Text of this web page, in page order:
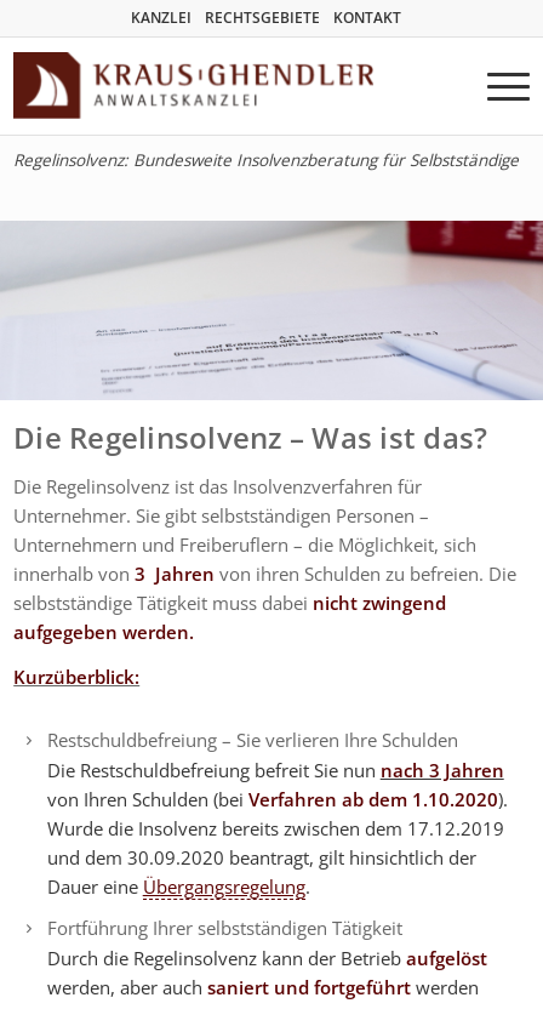
KANZLEI RECHTSGEBIETE KONTAKT
Regelinsolvenz: Bundesweite Insolvenzberatung für Selbstständige
Die Regelinsolvenz – Was ist das?
Die Regelinsolvenz ist das Insolvenzverfahren für
Unternehmer. Sie gibt selbstständigen Personen –
Unternehmern und Freiberuflern – die Möglichkeit, sich
innerhalb von3 Jahren von ihren Schulden zu befreien. Die
selbstständige Tätigkeit muss dabei nicht zwingend
aufgegeben werden.
Kurzüberblick:
Restschuldbefreiung – Sie verlieren Ihre Schulden
Die Restschuldbefreiung befreit Sie nun nach 3 Jahren
von Ihren Schulden (bei Verfahren ab dem 1.10.2020).
Wurde die Insolvenz bereits zwischen dem 17.12.2019
und dem 30.09.2020 beantragt, gilt hinsichtlich der
Dauer eine Übergangsregelung.
Fortführung Ihrer selbstständigen Tätigkeit
Durch die Regelinsolvenz kann der Betrieb aufgelöst
werden, aber auch saniert und fortgeführtwerden